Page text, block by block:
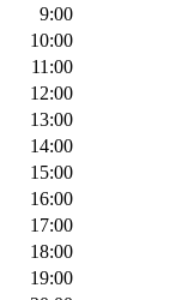
9:00
10:00
11:00
12:00
13:00
14:00
15:00
16:00
17:00
18:00
19:00